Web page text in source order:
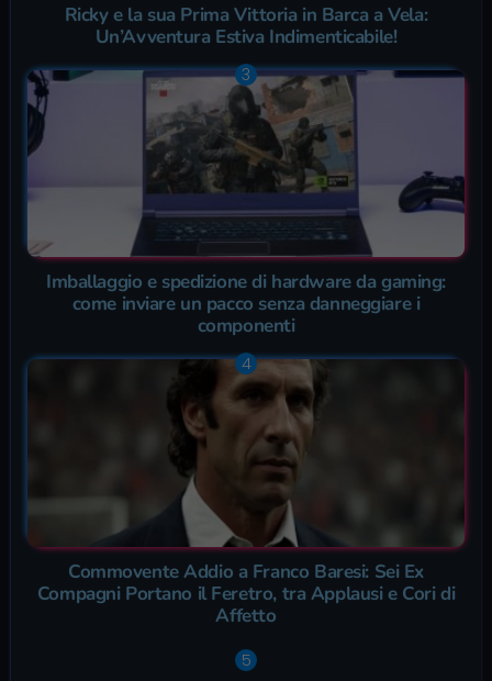
Ricky e la sua Prima Vittoria in Barca a Vela:
Un’Avventura Estiva Indimenticabile!
Imballaggio e spedizione di hardware da gaming:
come inviare un pacco senza danneggiare i
componenti
Commovente Addio a Franco Baresi: Sei Ex
Compagni Portano il Feretro, tra Applausi e Cori di
Affetto